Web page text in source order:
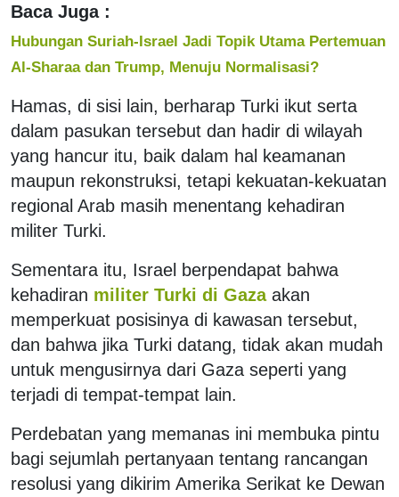
Baca Juga :
Hubungan Suriah-Israel Jadi Topik Utama Pertemuan
Al-Sharaa dan Trump, Menuju Normalisasi?
Hamas, di sisi lain, berharap Turki ikut serta
dalam pasukan tersebut dan hadir di wilayah
yang hancur itu, baik dalam hal keamanan
maupun rekonstruksi, tetapi kekuatan-kekuatan
regional Arab masih menentang kehadiran
militer Turki.
Sementara itu, Israel berpendapat bahwa
kehadiran militer Turki di Gaza akan
memperkuat posisinya di kawasan tersebut,
dan bahwa jika Turki datang, tidak akan mudah
untuk mengusirnya dari Gaza seperti yang
terjadi di tempat-tempat lain.
Perdebatan yang memanas ini membuka pintu
bagi sejumlah pertanyaan tentang rancangan
resolusi yang dikirim Amerika Serikat ke Dewan